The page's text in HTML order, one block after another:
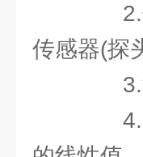
2.依
传感器(探
3.液
4.升